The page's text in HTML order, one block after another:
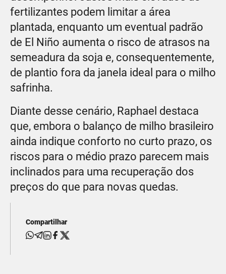
fertilizantes podem limitar a área
plantada, enquanto um eventual padrão
de El Niño aumenta o risco de atrasos na
semeadura da soja e, consequentemente,
de plantio fora da janela ideal para o milho
safrinha.
Diante desse cenário, Raphael destaca
que, embora o balanço de milho brasileiro
ainda indique conforto no curto prazo, os
riscos para o médio prazo parecem mais
inclinados para uma recuperação dos
preços do que para novas quedas.
Compartilhar